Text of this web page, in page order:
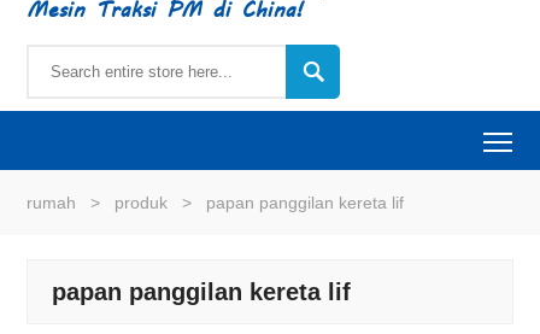
Mesin Traksi PM di China!

rumah > produk > papan panggilan kereta lif
papan panggilan kereta lif